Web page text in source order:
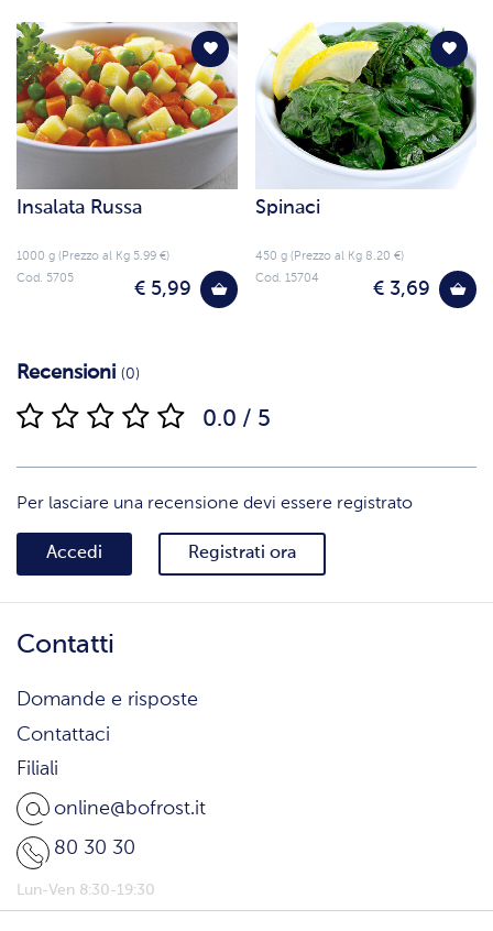
Insalata Russa
1000 g (Prezzo al Kg 5.99 €)
€ 5,99
Cod. 5705
Spinaci
450 g (Prezzo al Kg 8.20 €)
€ 3,69
Cod. 15704
Recensioni (0)
0.0 / 5
Per lasciare una recensione devi essere registrato
Accedi Registrati ora
Contatti
Domande e risposte
Contattaci
Filiali
online@bofrost.it
80 30 30
Lun-Ven 8:30-19:30